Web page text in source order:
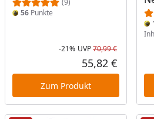
(9)
56 Punkte
Rabatt
-21% UVP70,99 €
Aktueller
55,82 €
Zum Produkt